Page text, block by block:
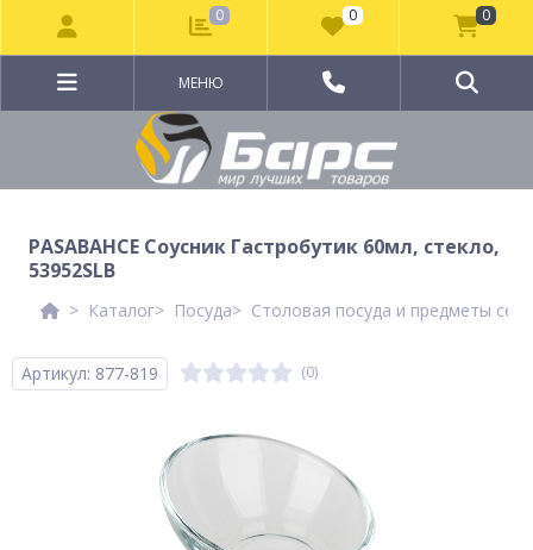
МЕНЮ
PASABAHCE Соусник Гастробутик 60мл, стекло,
53952SLB
Каталог Посуда Столовая посуда и предметы
Артикул: 877-819 (0)
0 0 0